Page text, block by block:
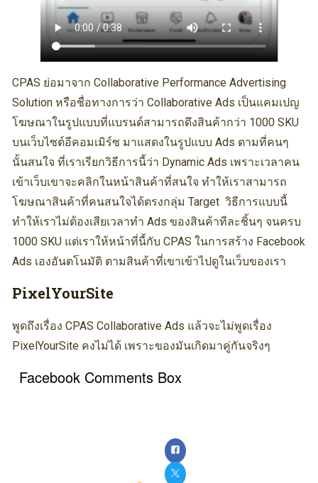
CPAS ย่อมาจาก Collaborative Performance Advertising
Solution หรือชื่อทางการว่า Collaborative Ads เป็นแคมเปญ
โฆษณาในรูปแบบที่แบรนด์สามารถดึงสินค้ากว่า 1000 SKU
บนเว็บไซต์อีคอมเมิร์ซ มาแสดงในรูปแบบ Ads ตามที่คนๆ
นั้นสนใจ ที่เราเรียกวิธีการนี้ว่า Dynamic Ads เพราะเวลาคน
เข้าเว็บเขาจะคลิกในหน้าสินค้าที่สนใจ ทำให้เราสามารถ
โฆษณาสินค้าที่คนสนใจได้ตรงกลุ่ม Target วิธีการแบบนี้
ทำให้เราไม่ต้องเสียเวลาทำ Ads ของสินค้าทีละชิ้นๆ จนครบ
1000 SKU แต่เราให้หน้าที่นี้กับ CPAS ในการสร้าง Facebook
Ads เองอันตโนมัติ ตามสินค้าที่เขาเข้าไปดูในเว็บของเรา
PixelYourSite
พูดถึงเรื่อง CPAS Collaborative Ads แล้วจะไม่พูดเรื่อง
PixelYourSite คงไม่ได้ เพราะของมันเกิดมาคู่กันจริงๆ
Facebook Comments Box